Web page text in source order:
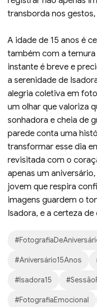
transborda nos
A idade de 15 anos é
também com a
instante é breve e
a serenidade de
alegria coletiva em
um olhar que valoriza
sonhadora e cheia de
parede conta uma
transformar esse dia
revisitada com o
apenas um
jovem que respira
imagens guardem o
Isadora, e a certeza
#Aniversário15Anos
#Isadora15
#FotografiaEmocional